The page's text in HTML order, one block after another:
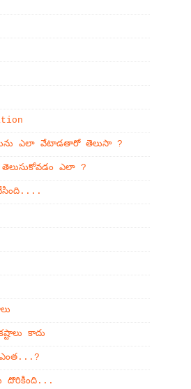
ఎలా వేటాడతారో తెలుసా ?
ఎలా ?
కాదు
దొరికింది...